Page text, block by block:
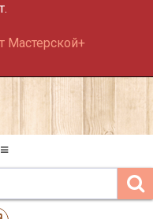
Мастерской+